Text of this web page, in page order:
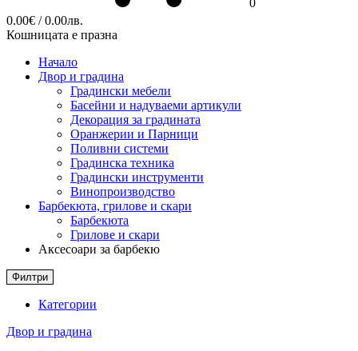
0
0.00€ / 0.00лв.
Кошницата е празна
Начало
Двор и градина
Градински мебели
Басейни и надуваеми артикули
Декорация за градината
Оранжерии и Парници
Поливни системи
Градинска техника
Градински инструменти
Винопроизводство
Барбекюта, грилове и скари
Барбекюта
Грилове и скари
Аксесоари за барбекю
Филтри
Категории
Двор и градина